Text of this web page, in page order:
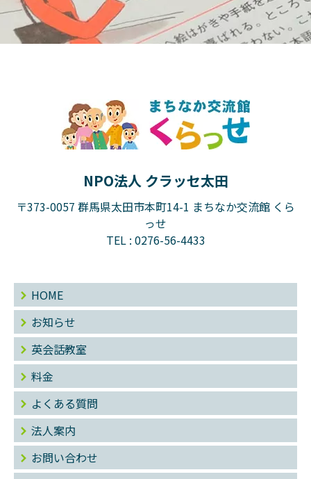
NPO法人 クラッセ太田
〒373-0057 群馬県太田市本町14-1 まちなか交流館 くら
っせ
TEL : 0276-56-4433
HOME
お知らせ
英会話教室
料金
よくある質問
法人案内
お問い合わせ